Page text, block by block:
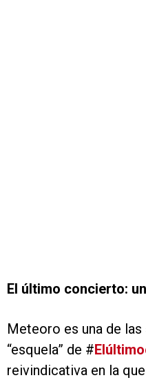
El último concierto:
Meteoro es una de
“esquela” de #
reivindicativa en la